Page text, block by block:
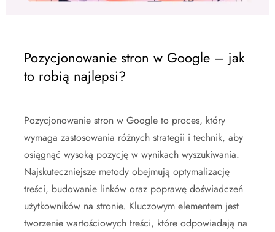
Pozycjonowanie stron w Google – jak
to robią najlepsi?
Pozycjonowanie stron w Google to proces, który
wymaga zastosowania różnych strategii i technik, aby
osiągnąć wysoką pozycję w wynikach wyszukiwania.
Najskuteczniejsze metody obejmują optymalizację
treści, budowanie linków oraz poprawę doświadczeń
użytkowników na stronie. Kluczowym elementem jest
tworzenie wartościowych treści, które odpowiadają na